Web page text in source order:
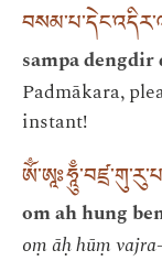
sampa
Padmākara,
instant!
om ah hung
oṃ āḥ hūṃ